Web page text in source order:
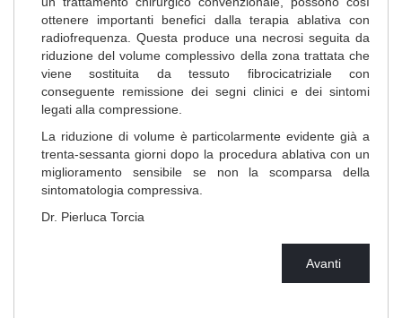
ottenere importanti benefici dalla terapia ablativa con
radiofrequenza. Questa produce una necrosi seguita da
riduzione del volume complessivo della zona trattata che
viene sostituita da tessuto fibrocicatriziale con
conseguente remissione dei segni clinici e dei sintomi
legati alla compressione.
La riduzione di volume è particolarmente evidente già a
trenta-sessanta giorni dopo la procedura ablativa con un
miglioramento sensibile se non la scomparsa della
sintomatologia compressiva.
Dr. Pierluca Torcia
Avanti